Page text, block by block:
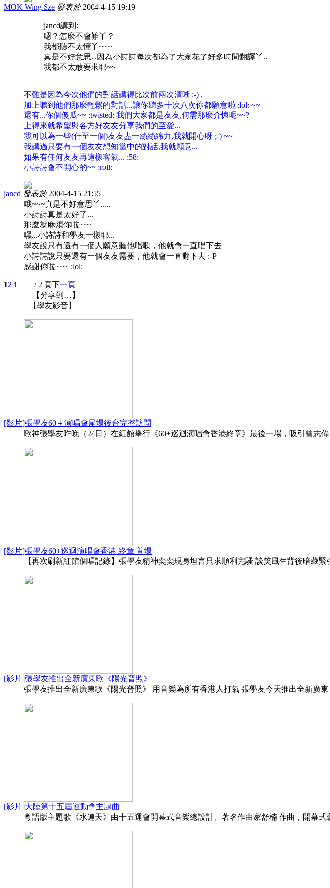
MOK Wing Sze 發表於 2004-4-15 19:19
jancd講到:
嗯？怎麼不會難丫？
我都聽不太懂丫~~~
真是不好意思...因為小詩詩每次都為了大家花了好多時間翻譯丫..
我都不太敢要求耶~~
不難是因為今次他們的對話講得比次前兩次清晰 :-) ,
加上聽到他們那麼輕鬆的對話...讓你聽多十次八次你都願意啦 :lol: ~~
還有...你個傻瓜~~ :twisted: 我們大家都是友友,何需那麼介懷呢~~?
上得來就希望與各方好友友分享我們的至愛...
我可以為一些(什至一個)友友盡一絲絲綿力,我就開心呀 ;-) ~~
我講過只要有一個友友想知當中的對話,我就願意...
如果有任何友友再這樣客氣... :58:
小詩詩會不開心的~~ :roll:
jancd 發表於 2004-4-15 21:55
哦~~~真是不好意思丫.....
小詩詩真是太好了...
那麼就麻煩你啦~~~
嘿...小詩詩和學友一樣耶...
學友說只有還有一個人願意聽他唱歌，他就會一直唱下去
小詩詩說只要還有一個友友需要，他就會一直翻下去 :-P
感謝你啦~~~ :lol:
12 / 2 頁下一頁
【分享到…】
【學友影音】
[影片]張學友60＋演唱會尾場後台完整訪問
歌神張學友昨晚（24日）在紅館舉行《60+巡迴演唱會香港終章》最後一場，吸引曾志偉
[影片]張學友60+巡迴演唱會香港 終章 首場
【再次刷新紅館個唱記錄】張學友精神奕奕現身坦言只求順利完騷 談笑風生背後暗藏緊
[影片]張學友推出全新廣東歌《陽光普照》
張學友推出全新廣東歌《陽光普照》 用音樂為所有香港人打氣 張學友今天推出全新廣東
[影片]大陸第十五屆運動會主題曲
粵語版主題歌《水連天》由十五運會開幕式音樂總設計、著名作曲家舒楠 作曲，開幕式